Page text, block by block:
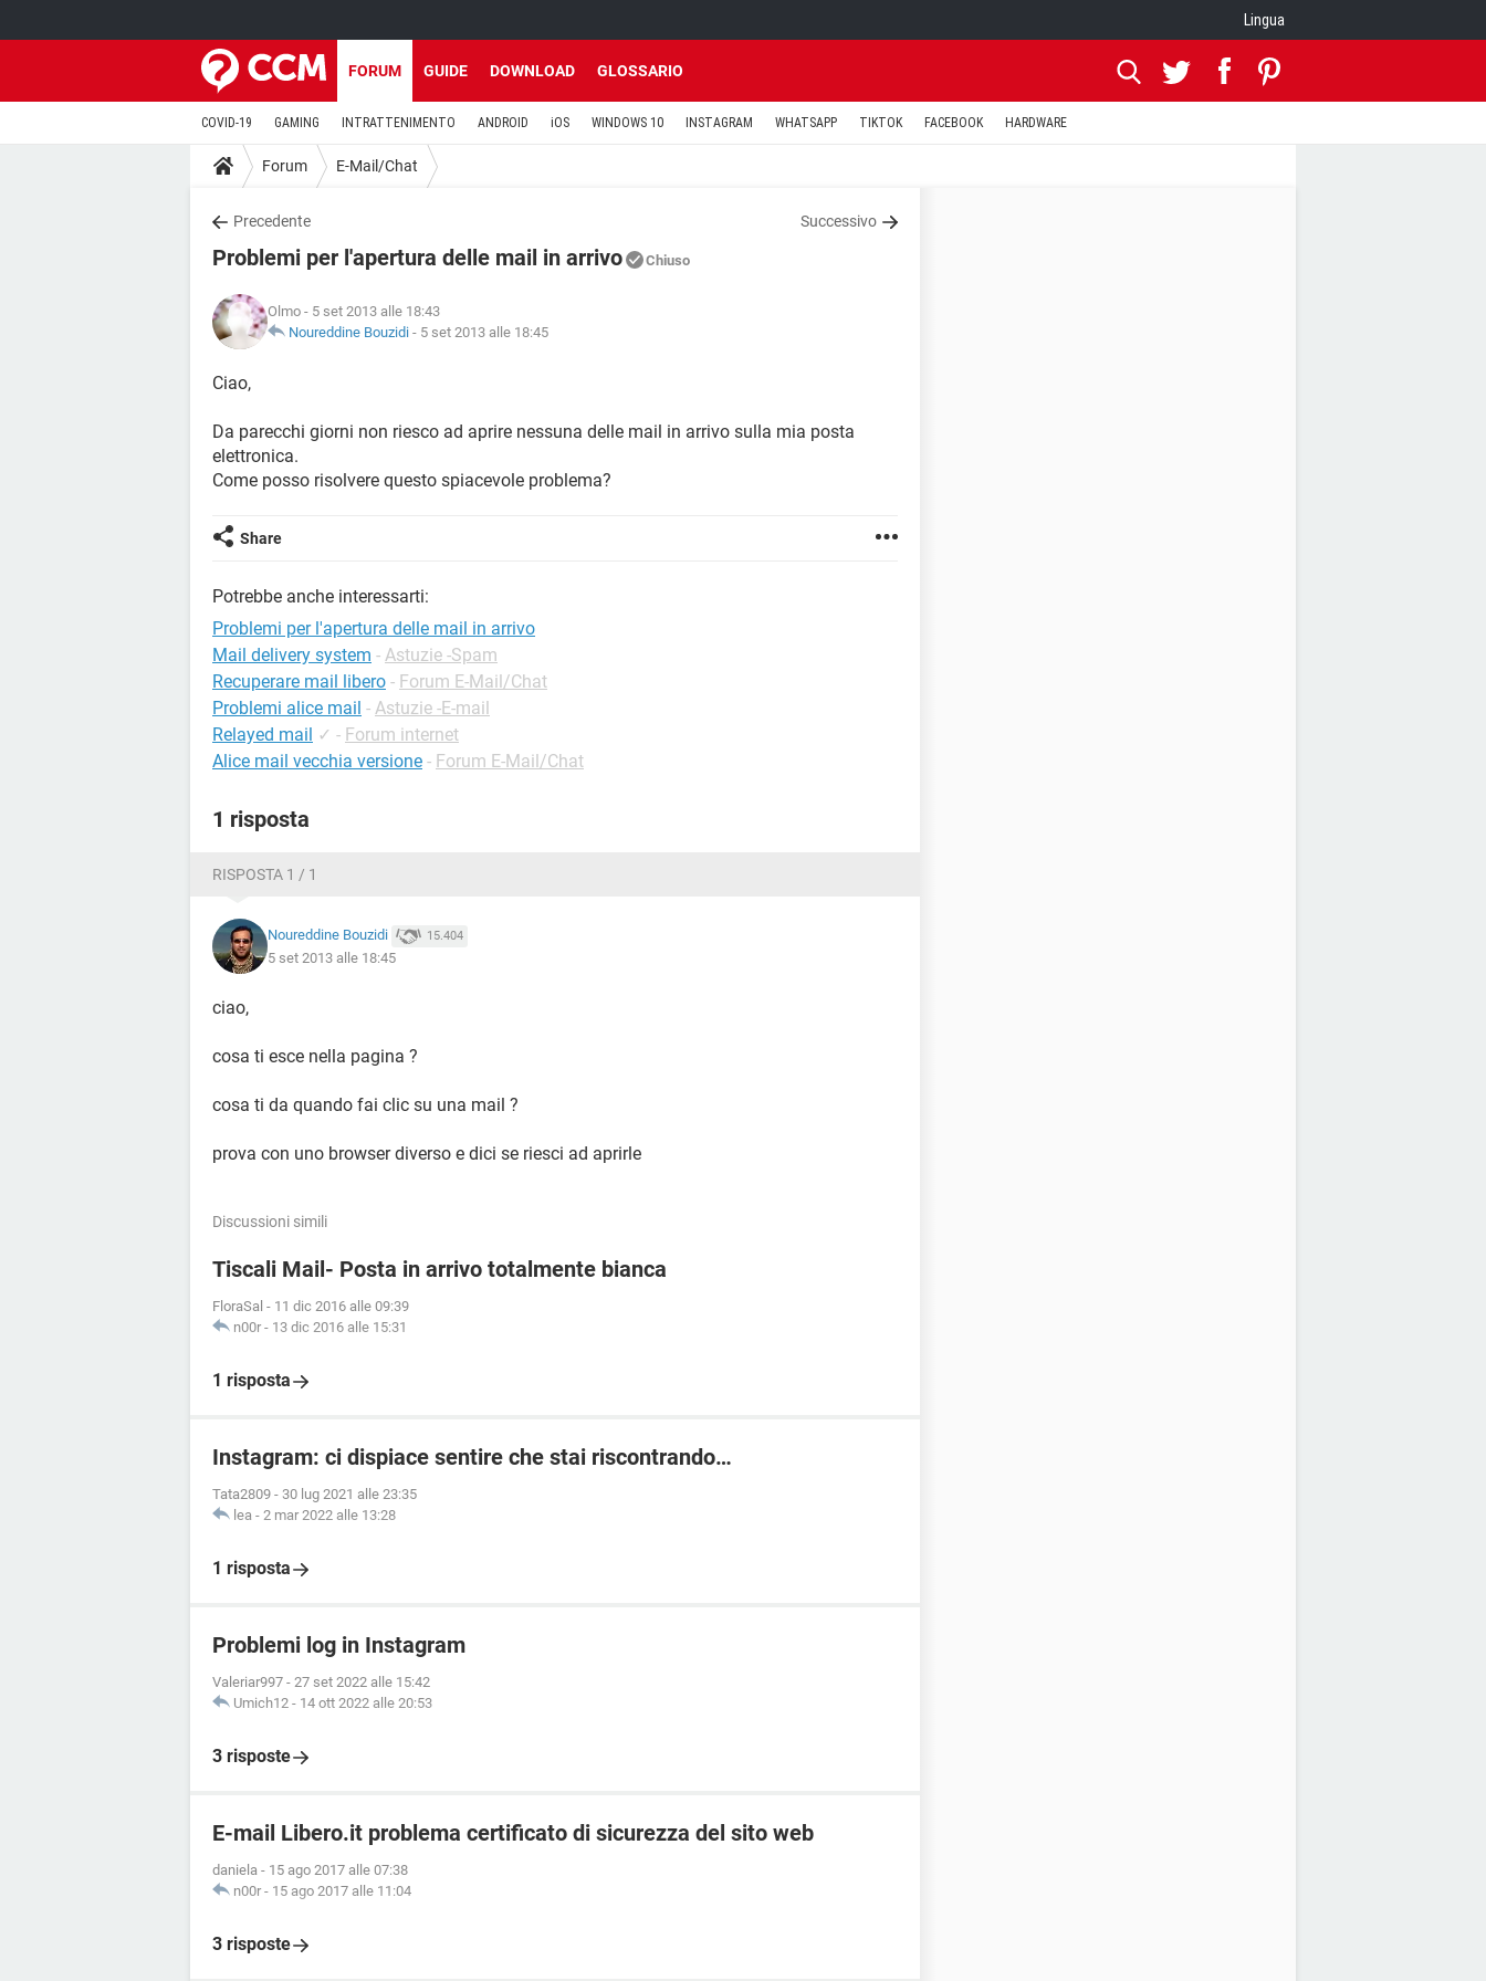
Lingua
FORUM GUIDE DOWNLOAD GLOSSARIO
COVID-19 GAMING INTRATTENIMENTO ANDROID iOS WINDOWS 10 INSTAGRAM WHATSAPP TIKTOK FACEBOOK HARDWARE
Forum E-Mail/Chat
Precedente Successivo
Problemi per l'apertura delle mail in arrivo Chiuso
Olmo - 5 set 2013 alle 18:43
Noureddine Bouzidi - 5 set 2013 alle 18:45
Ciao,
Da parecchi giorni non riesco ad aprire nessuna delle mail in arrivo sulla mia posta
elettronica.
Come posso risolvere questo spiacevole problema?
Share
Potrebbe anche interessarti:
Problemi per l'apertura delle mail in arrivo
Mail delivery system - Astuzie -Spam
Recuperare mail libero - Forum E-Mail/Chat
Problemi alice mail - Astuzie -E-mail
Relayed mail ✓ - Forum internet
Alice mail vecchia versione - Forum E-Mail/Chat
1 risposta
RISPOSTA 1 / 1
Noureddine Bouzidi 15.404
5 set 2013 alle 18:45
ciao,
cosa ti esce nella pagina ?
cosa ti da quando fai clic su una mail ?
prova con uno browser diverso e dici se riesci ad aprirle
Discussioni simili
Tiscali Mail- Posta in arrivo totalmente bianca
FloraSal - 11 dic 2016 alle 09:39
n00r - 13 dic 2016 alle 15:31
1 risposta
Instagram: ci dispiace sentire che stai riscontrando…
Tata2809 - 30 lug 2021 alle 23:35
lea - 2 mar 2022 alle 13:28
1 risposta
Problemi log in Instagram
Valeriar997 - 27 set 2022 alle 15:42
Umich12 - 14 ott 2022 alle 20:53
3 risposte
E-mail Libero.it problema certificato di sicurezza del sito web
daniela - 15 ago 2017 alle 07:38
n00r - 15 ago 2017 alle 11:04
3 risposte